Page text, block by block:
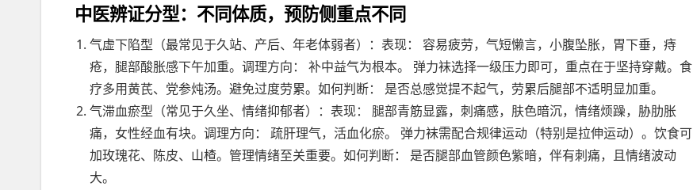
中医辨证分型：不同体质，预防侧重点不同
气虚下陷型（最常见于久站、产后、年老体弱者）：表现： 容易疲劳，气短懒言，小腹坠胀，胃下垂，痔
疮，腿部酸胀感下午加重。调理方向： 补中益气为根本。 弹力袜选择一级压力即可，重点在于坚持穿戴。食
疗多用黄芪、党参炖汤。避免过度劳累。如何判断： 是否总感觉提不起气，劳累后腿部不适明显加重。
气滞血瘀型（常见于久坐、情绪抑郁者）：表现： 腿部青筋显露，刺痛感，肤色暗沉，情绪烦躁，胁肋胀
痛，女性经血有块。调理方向： 疏肝理气，活血化瘀。 弹力袜需配合规律运动（特别是拉伸运动）。饮食可
加玫瑰花、陈皮、山楂。管理情绪至关重要。如何判断： 是否腿部血管颜色紫暗，伴有刺痛，且情绪波动
大。